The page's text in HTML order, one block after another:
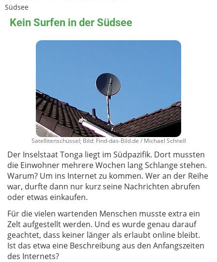
Südsee
Kein Surfen in der Südsee
Satellitenschüssel; Bild: Find-das-Bild.de / Michael Schnell
Der Inselstaat Tonga liegt im Südpazifik. Dort mussten
die Einwohner mehrere Wochen lang Schlange stehen.
Warum? Um ins Internet zu kommen. Wer an der Reihe
war, durfte dann nur kurz seine Nachrichten abrufen
oder etwas einkaufen.
Für die vielen wartenden Menschen musste extra ein
Zelt aufgestellt werden. Und es wurde genau darauf
geachtet, dass keiner länger als erlaubt online bleibt.
Ist das etwa eine Beschreibung aus den Anfangszeiten
des Internets?